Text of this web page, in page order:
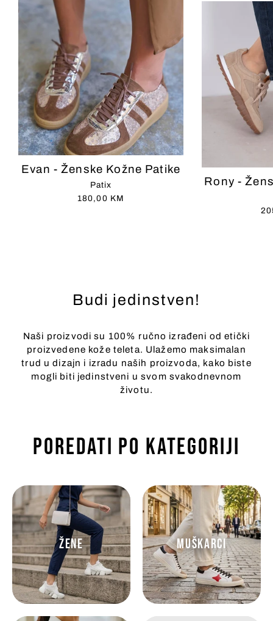
Evan - Ženske Kožne Patike
Patix
180,00 KM
Rony -
Budi jedinstven!
Naši proizvodi su 100% ručno izrađeni od etički
proizvedene kože teleta. Ulažemo maksimalan
trud u dizajn i izradu naših proizvoda, kako biste
mogli biti jedinstveni u svom svakodnevnom
životu.
POREDATI PO KATEGORIJI
ŽENE MUŠKARCI